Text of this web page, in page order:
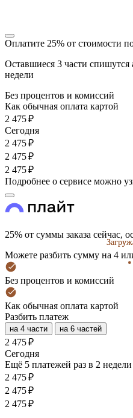
Оплатите 25% от стоимости
Оставшиеся 3 части
недели
Без процентов и комиссий
Как обычная оплата картой
2 475 ₽
Cегодня
2 475 ₽
2 475 ₽
2 475 ₽
Подробнее о сервисе можно
25% от суммы заказа сейчас,
Можете разбить сумму на 4
Без процентов и комиссий
Как обычная оплата картой
Разбить платеж
на 4 части на 6 частей
2 475 ₽
Cегодня
Ещё 5 платежей раз в 2 недели
2 475 ₽
2 475 ₽
2 475 ₽